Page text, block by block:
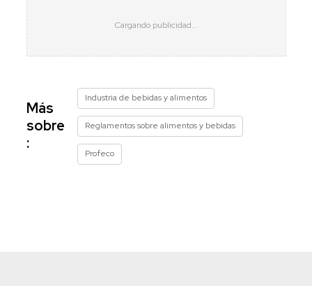
Más
sobre
:
Industria de bebidas y alimentos
Reglamentos sobre alimentos y bebidas
Profeco